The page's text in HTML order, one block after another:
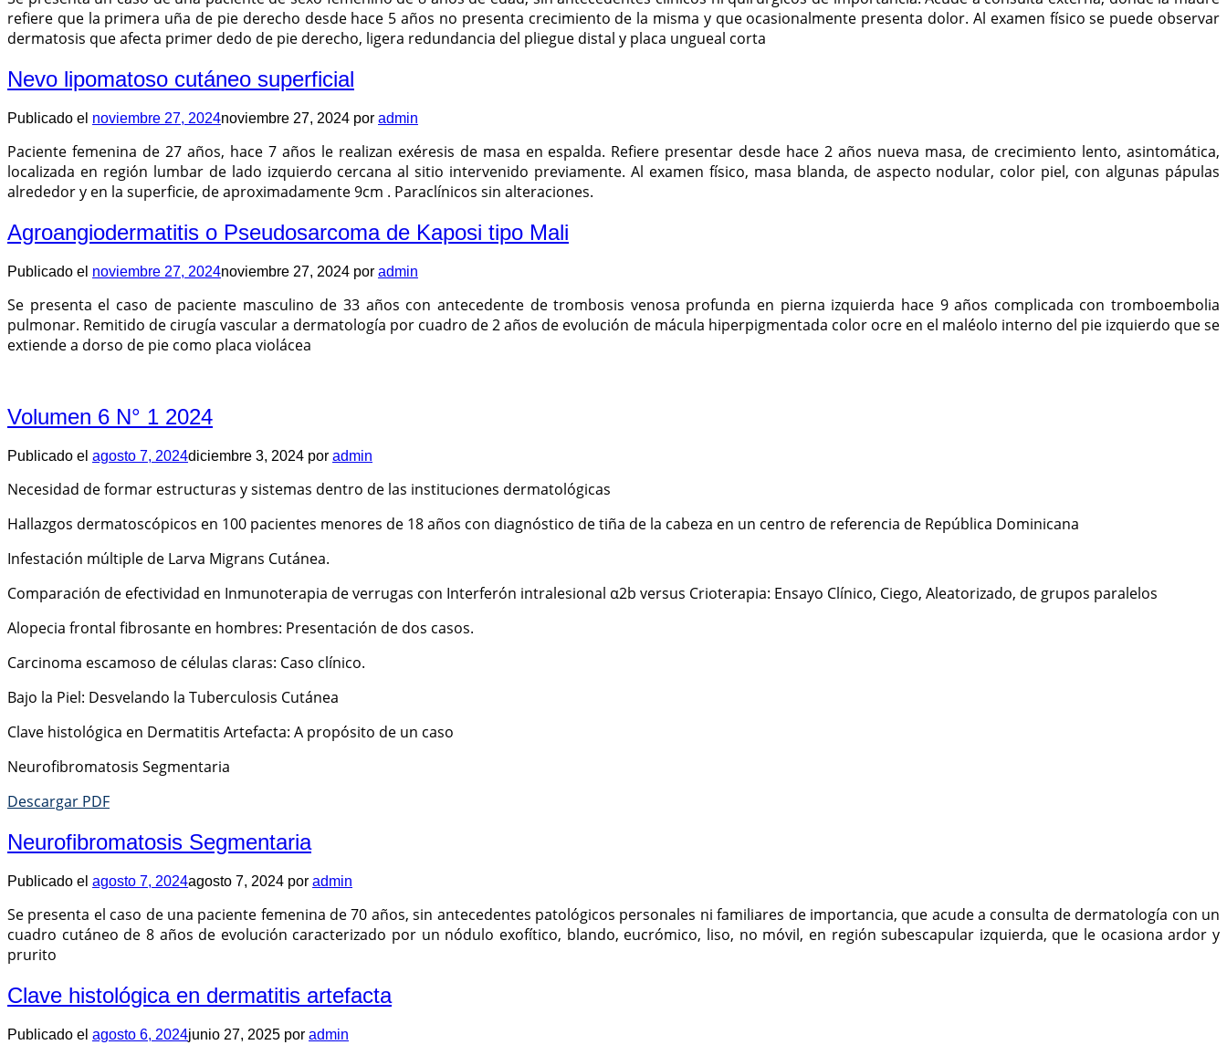
refiere que la primera uña de pie derecho desde hace 5 años no presenta crecimiento de la misma y que ocasionalmente presenta dolor. Al examen físico se puede observar
dermatosis que afecta primer dedo de pie derecho, ligera redundancia del pliegue distal y placa ungueal corta
Nevo lipomatoso cutáneo superficial
Publicado el noviembre 27, 2024noviembre 27, 2024 por admin
Paciente femenina de 27 años, hace 7 años le realizan exéresis de masa en espalda. Refiere presentar desde hace 2 años nueva masa, de crecimiento lento, asintomática,
localizada en región lumbar de lado izquierdo cercana al sitio intervenido previamente. Al examen físico, masa blanda, de aspecto nodular, color piel, con algunas pápulas
alrededor y en la superficie, de aproximadamente 9cm . Paraclínicos sin alteraciones.
Agroangiodermatitis o Pseudosarcoma de Kaposi tipo Mali
Publicado el noviembre 27, 2024noviembre 27, 2024 por admin
Se presenta el caso de paciente masculino de 33 años con antecedente de trombosis venosa profunda en pierna izquierda hace 9 años complicada con tromboembolia
pulmonar. Remitido de cirugía vascular a dermatología por cuadro de 2 años de evolución de mácula hiperpigmentada color ocre en el maléolo interno del pie izquierdo que se
extiende a dorso de pie como placa violácea
Volumen 6 N° 1 2024
Publicado el agosto 7, 2024diciembre 3, 2024 por admin
Necesidad de formar estructuras y sistemas dentro de las instituciones dermatológicas
Hallazgos dermatoscópicos en 100 pacientes menores de 18 años con diagnóstico de tiña de la cabeza en un centro de referencia de República Dominicana
Infestación múltiple de Larva Migrans Cutánea.
Comparación de efectividad en Inmunoterapia de verrugas con Interferón intralesional α2b versus Crioterapia: Ensayo Clínico, Ciego, Aleatorizado, de grupos paralelos
Alopecia frontal fibrosante en hombres: Presentación de dos casos.
Carcinoma escamoso de células claras: Caso clínico.
Bajo la Piel: Desvelando la Tuberculosis Cutánea
Clave histológica en Dermatitis Artefacta: A propósito de un caso
Neurofibromatosis Segmentaria
Descargar PDF
Neurofibromatosis Segmentaria
Publicado el agosto 7, 2024agosto 7, 2024 por admin
Se presenta el caso de una paciente femenina de 70 años, sin antecedentes patológicos personales ni familiares de importancia, que acude a consulta de dermatología con un
cuadro cutáneo de 8 años de evolución caracterizado por un nódulo exofítico, blando, eucrómico, liso, no móvil, en región subescapular izquierda, que le ocasiona ardor y
prurito
Clave histológica en dermatitis artefacta
Publicado el agosto 6, 2024junio 27, 2025 por admin